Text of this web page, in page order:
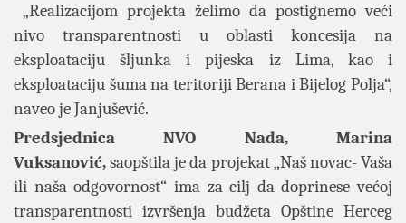
„Realizacijom projekta želimo da postignemo veći
nivo transparentnosti u oblasti koncesija na
eksploataciju šljunka i pijeska iz Lima, kao i
eksploataciju šuma na teritoriji Berana i Bijelog Polja“,
naveo je Janjušević.
Predsjednica NVO Nada, Marina
Vuksanović,saopštila je da projekat „Naš novac- Vaša
ili naša odgovornost“ ima za cilj da doprinese većoj
transparentnosti izvršenja budžeta Opštine Herceg